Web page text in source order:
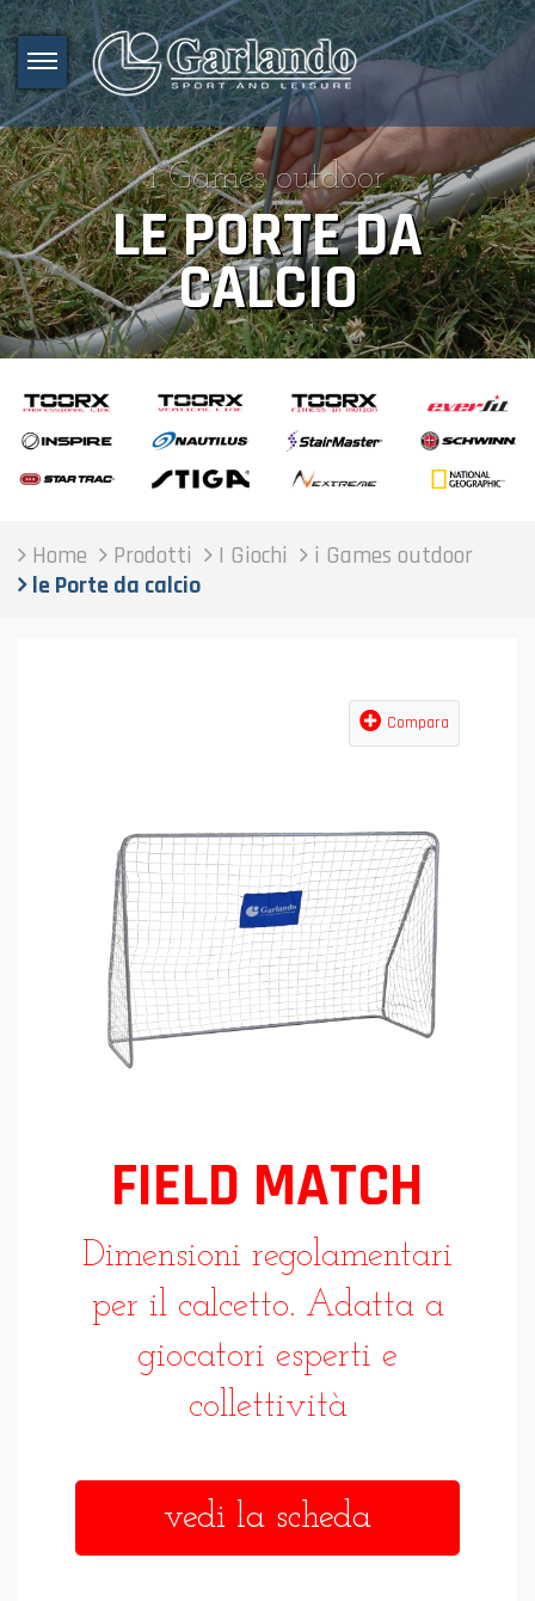
i Games outdoor
LE PORTE DA
CALCIO
Home Prodotti I Giochi
i Games outdoor
le Porte da calcio
Compara
FIELD MATCH
Dimensioni regolamentari
per il calcetto. Adatta a
giocatori esperti e
collettività
vedi la scheda